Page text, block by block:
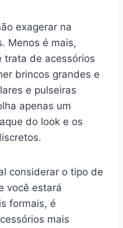
exagerar na
Menos é mais,
trata de acessórios
brincos grandes e
e pulseiras
apenas um
do look e os
considerar o tipo de
você estará
formais, é
mais